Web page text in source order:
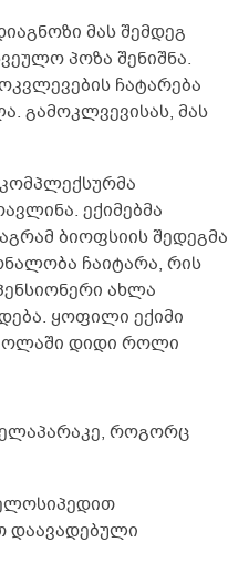
მას შემდეგ
პოზა შენიშნა.
ჩატარება
გამოკლვევისას, მას
ექიმებმა
ბიოფსიის შედეგმა
ჩაიტარა, რის
ახლა
ყოფილი ექიმი
დიდი როლი
როგორც
დაავადებული